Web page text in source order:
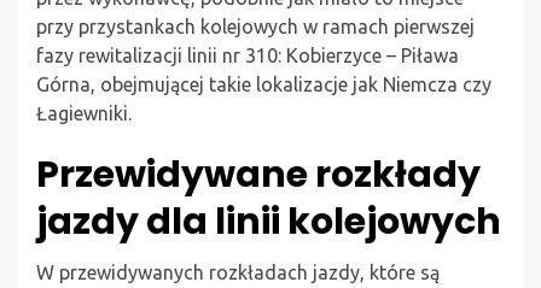
przy przystankach kolejowych w ramach pierwszej
fazy rewitalizacji linii nr 310: Kobierzyce – Piława
Górna, obejmującej takie lokalizacje jak Niemcza czy
Łagiewniki.
Przewidywane rozkłady
jazdy dla linii kolejowych
W przewidywanych rozkładach jazdy, które są